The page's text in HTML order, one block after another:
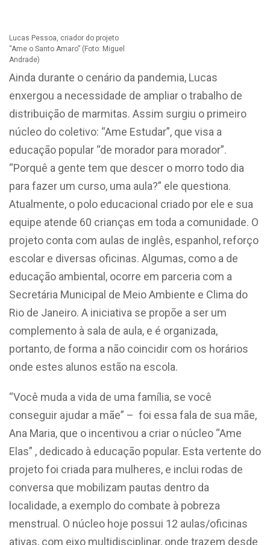
Lucas Pessoa, criador do projeto
“Ame o Santo Amaro” (Foto: Miguel
Andrade)
Ainda durante o cenário da pandemia, Lucas
enxergou a necessidade de ampliar o trabalho de
distribuição de marmitas. Assim surgiu o primeiro
núcleo do coletivo: “Ame Estudar”, que visa a
educação popular “de morador para morador”.
“Porquê a gente tem que descer o morro todo dia
para fazer um curso, uma aula?” ele questiona.
Atualmente, o polo educacional criado por ele e sua
equipe atende 60 crianças em toda a comunidade. O
projeto conta com aulas de inglês, espanhol, reforço
escolar e diversas oficinas. Algumas, como a de
educação ambiental, ocorre em parceria com a
Secretária Municipal de Meio Ambiente e Clima do
Rio de Janeiro. A iniciativa se propõe a ser um
complemento à sala de aula, e é organizada,
portanto, de forma a não coincidir com os horários
onde estes alunos estão na escola.
“Você muda a vida de uma família, se você
conseguir ajudar a mãe” – foi essa fala de sua mãe,
Ana Maria, que o incentivou a criar o núcleo “Ame
Elas” , dedicado à educação popular. Esta vertente do
projeto foi criada para mulheres, e inclui rodas de
conversa que mobilizam pautas dentro da
localidade, a exemplo do combate à pobreza
menstrual. O núcleo hoje possui 12 aulas/oficinas
ativas, com eixo multidisciplinar, onde trazem desde